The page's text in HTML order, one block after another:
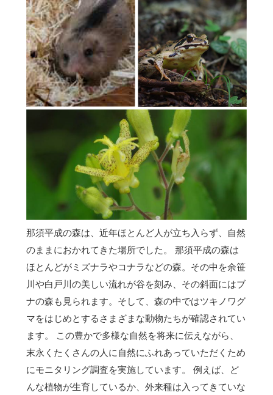
那須平成の森は、近年ほとんど人が立ち入らず、自然
のままにおかれてきた場所でした。 那須平成の森は
ほとんどがミズナラやコナラなどの森。その中を余笹
川や白戸川の美しい流れが谷を刻み、その斜面にはブ
ナの森も見られます。そして、森の中ではツキノワグ
マをはじめとするさまざまな動物たちが確認されてい
ます。 この豊かで多様な自然を将来に伝えながら、
末永くたくさんの人に自然にふれあっていただくため
にモニタリング調査を実施しています。 例えば、ど
んな植物が生育しているか、外来種は入ってきていな